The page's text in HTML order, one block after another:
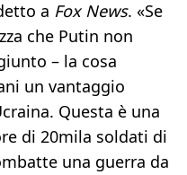
a Fox News. «Se
che Putin non
– la cosa
un vantaggio
Questa è una
di 20mila soldati di
una guerra da